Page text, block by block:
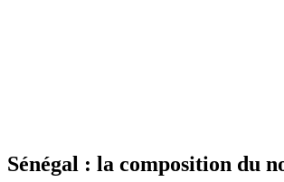
Sénégal : la composition du